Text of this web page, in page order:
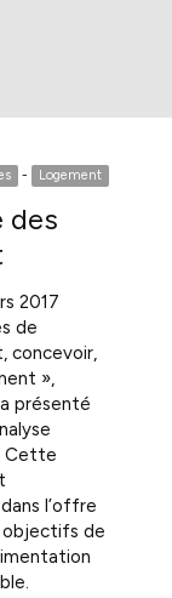
- Logement
des
2017
de
concevoir,
»,
présenté
Cette
l’offre
objectifs de